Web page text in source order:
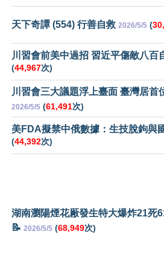
天下奇譚 (554) 行善自救 2026/5/5 (
川習會前美中過招 習近平傷敵八百
(44,967次)
川習會三大議題浮上臺面 臺灣居首
2026/5/5 (61,491次)
美FDA擬禁中俄數據：生技脫鉤與
(44,392次)
湖南瀏陽煙花厰發生特大爆炸21死
📝 2026/5/5 (68,949次)